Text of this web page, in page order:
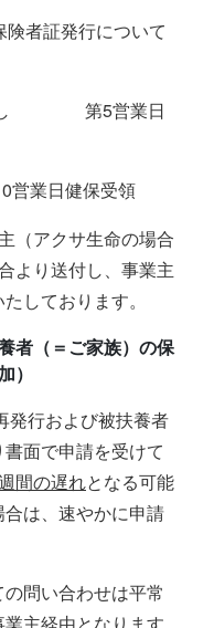
者証発行について
なし 第5営業日
日健保受領
（アクサ生命の場合
より送付し、事業主
しております。
者（＝ご家族）の保
）
発行および被扶養者
面で申請を受けて
間の遅れとなる可能
は、速やかに申請
問い合わせは平常